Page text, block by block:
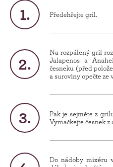
Předehřejte gril.
Na rozpálený gril
Jalapenos a
česneku (před
a suroviny opečte ze
Pak je sejměte z
Vymačkejte česnek z
Do nádoby mixéru